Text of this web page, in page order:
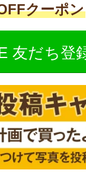
クーポン
友だち登